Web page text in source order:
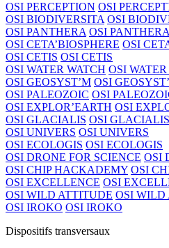
OSI PERCEPTION OSI
OSI BIODIVERSITA OSI
OSI PANTHERA OSI
OSI CETA’BIOSPHERE OSI
OSI CETIS OSI CETIS
OSI WATER WATCH OSI
OSI GEOSYST’M OSI
OSI PALEOZOIC OSI
OSI EXPLOR’EARTH OSI
OSI GLACIALIS OSI GLACIALIS
OSI UNIVERS OSI UNIVERS
OSI ECOLOGIS OSI ECOLOGIS
OSI DRONE FOR SCIENCE OSI
OSI CHIP HACKADEMY OSI
OSI EXCELLENCE OSI
OSI WILD ATTITUDE OSI WILD
OSI IROKO OSI IROKO
Dispositifs transversaux